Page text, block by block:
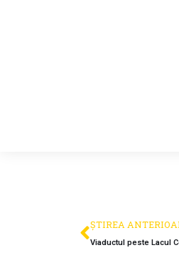
ȘTIREA
Viaductul peste Lacul